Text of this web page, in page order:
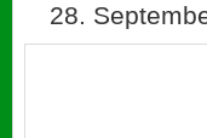
28.